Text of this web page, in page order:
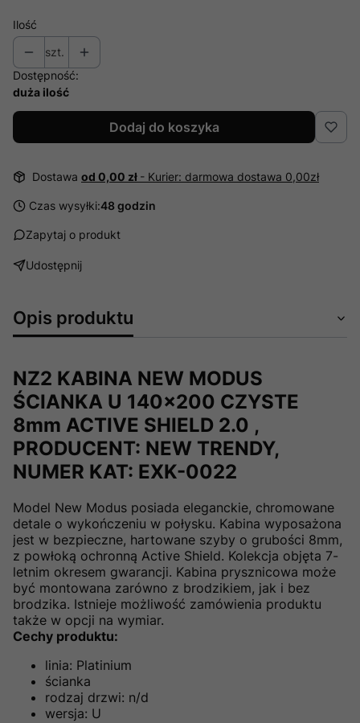
Ilość
szt.
Dostępność:
duża ilość
Dodaj do koszyka
Dostawa od 0,00 zł - Kurier: darmowa dostawa 0,00zł
Czas wysyłki:48 godzin
Zapytaj o produkt
Udostępnij
Opis produktu
NZ2 KABINA NEW MODUS
ŚCIANKA U 140x200 CZYSTE
8mm ACTIVE SHIELD 2.0 ,
PRODUCENT: NEW TRENDY,
NUMER KAT: EXK-0022
Model New Modus posiada eleganckie, chromowane
detale o wykończeniu w połysku. Kabina wyposażona
jest w bezpieczne, hartowane szyby o grubości 8mm,
z powłoką ochronną Active Shield. Kolekcja objęta 7-
letnim okresem gwarancji. Kabina prysznicowa może
być montowana zarówno z brodzikiem, jak i bez
brodzika. Istnieje możliwość zamówienia produktu
także w opcji na wymiar.
Cechy produktu:
linia: Platinium
ścianka
rodzaj drzwi: n/d
wersja: U